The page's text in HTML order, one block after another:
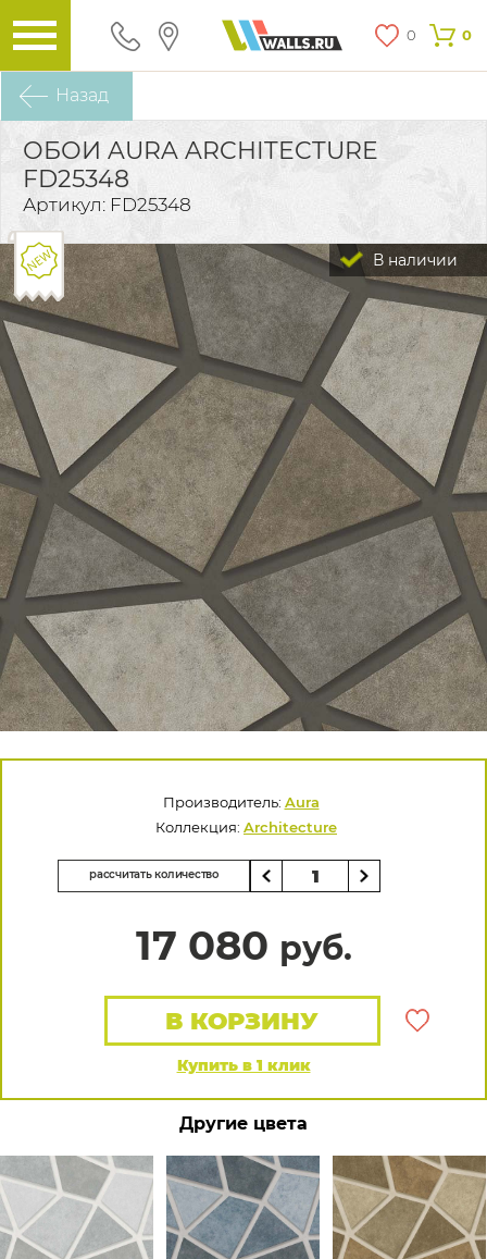
0 0
Назад
ОБОИ AURA ARCHITECTURE
FD25348
Артикул: FD25348
В наличии
Производитель: Aura
Коллекция: Architecture
рассчитать количество
17 080 руб.
Купить в 1 клик
В КОРЗИНУ
Другие цвета